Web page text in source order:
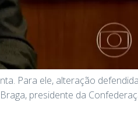
Para ele, alteração defendida
presidente da